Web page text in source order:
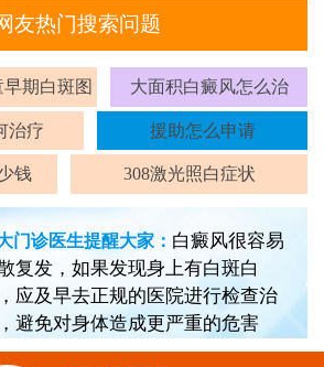
友热门搜索问题
早期白斑图 大面积白癜风怎么治
治疗 援助怎么申请
钱 308激光照白症状
门诊医生提醒大家： 白癜风很容易
复发，如果发现身上有白斑白
应及早去正规的医院进行检查治
避免对身体造成更严重的危害